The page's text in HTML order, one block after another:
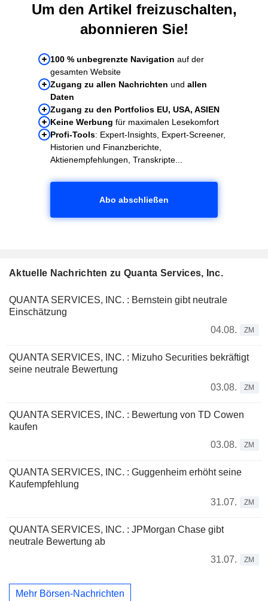
Um den Artikel freizuschalten,
abonnieren Sie!
100 % unbegrenzte Navigation auf der
gesamten Website
Zugang zu allen Nachrichten und allen
Daten
Zugang zu den Portfolios EU, USA, ASIEN
Keine Werbung für maximalen Lesekomfort
Profi-Tools: Expert-Insights, Expert-Screener,
Historien und Finanzberichte,
Aktienempfehlungen, Transkripte...
Abo abschließen
Aktuelle Nachrichten zu Quanta Services, Inc.
QUANTA SERVICES, INC. : Bernstein gibt neutrale
Einschätzung
04.08.
ZM
QUANTA SERVICES, INC. : Mizuho Securities bekräftigt
seine neutrale Bewertung
03.08.
ZM
QUANTA SERVICES, INC. : Bewertung von TD Cowen
kaufen
03.08.
ZM
QUANTA SERVICES, INC. : Guggenheim erhöht seine
Kaufempfehlung
31.07.
ZM
QUANTA SERVICES, INC. : JPMorgan Chase gibt
neutrale Bewertung ab
31.07.
ZM
Mehr Börsen-Nachrichten